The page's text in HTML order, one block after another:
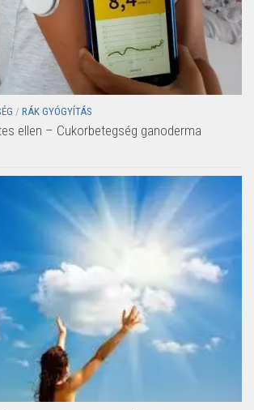
/ RÁK GYÓGYÍTÁS
ellen – Cukorbetegség ganoderma